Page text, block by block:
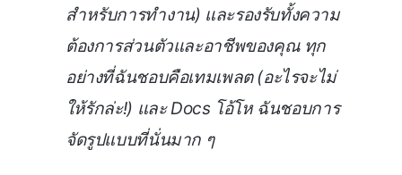
สำหรับการทำงาน) และรองรับทั้งความ
ต้องการส่วนตัวและอาชีพของคุณ ทุก
อย่างที่ฉันชอบคือเทมเพลต (อะไรจะไม่
ให้รักล่ะ!) และ Docs โอ้โห ฉันชอบการ
จัดรูปแบบที่นั่นมาก ๆ